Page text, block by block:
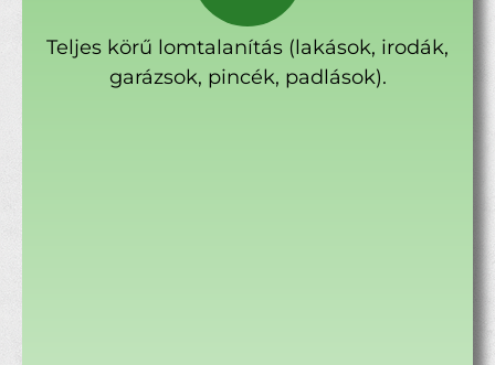
Teljes körű lomtalanítás (lakások, irodák,
garázsok, pincék, padlások).